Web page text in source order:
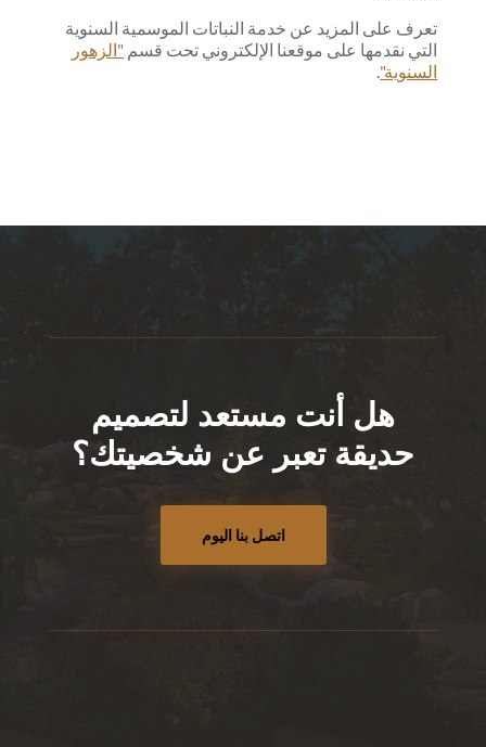
تعرف على المزيد عن خدمة النباتات الموسمية السنوية
التي نقدمها على موقعنا الإلكتروني تحت قسم "الزهور
السنوية"
هل أنت مستعد لتصميم
حديقة تعبر عن شخصيتك؟
اتصل بنا اليوم